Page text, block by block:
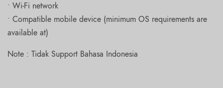
• Wi-Fi network
• Compatible mobile device (minimum OS requirements are
available at)
Note : Tidak Support Bahasa Indonesia